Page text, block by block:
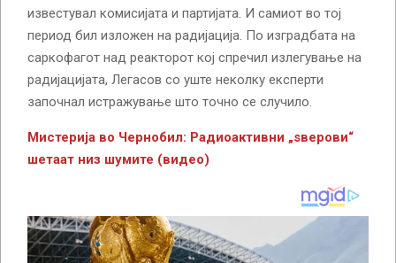
известувал комисијата и партијата. И самиот во тој
период бил изложен на радијација. По изградбата на
саркофагот над реакторот кој спречил излегување на
радијацијата, Легасов со уште неколку експерти
започнал истражување што точно се случило.
Мистерија во Чернобил: Радиоактивни „ѕверови“
шетаат низ шумите (видео)